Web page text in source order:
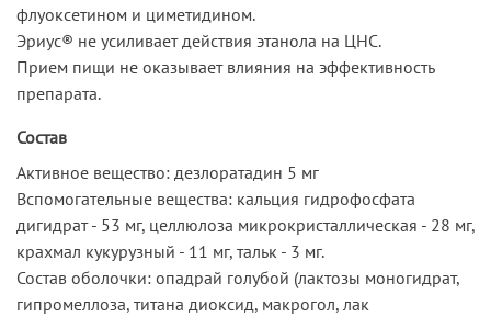
флуоксетином и циметидином.
Эриус® не усиливает действия этанола на ЦНС.
Прием пищи не оказывает влияния на эффективность
препарата.
Состав
Активное вещество: дезлоратадин 5 мг
Вспомогательные вещества: кальция гидрофосфата
дигидрат - 53 мг, целлюлоза микрокристаллическая - 28 мг,
крахмал кукурузный - 11 мг, тальк - 3 мг.
Состав оболочки: опадрай голубой (лактозы моногидрат,
гипромеллоза, титана диоксид, макрогол, лак